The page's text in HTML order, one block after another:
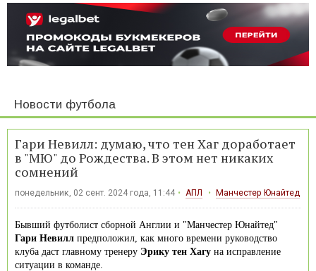
Новости футбола
Гари Невилл: думаю, что тен Хаг доработает
в "МЮ" до Рождества. В этом нет никаких
сомнений
понедельник, 02 сент. 2024 года, 11:44 АПЛ Манчестер Юнайтед
Бывший футболист сборной Англии и "Манчестер Юнайтед"
Гари Невилл предположил, как много времени руководство
клуба даст главному тренеру Эрику тен Хагу на исправление
ситуации в команде.